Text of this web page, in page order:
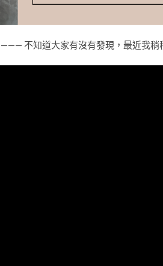
不知道大家有沒有發現，最近我